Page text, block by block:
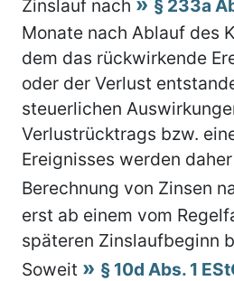
Zinslauf nach
§ 233a
Monate nach Ablauf des
dem das rückwirkende
oder der Verlust
steuerlichen
Verlustrücktrags bzw.
Ereignisses werden
Berechnung von Zinsen
erst ab einem vom
späteren Zinslaufbeginn
Soweit
§ 10d Abs. 1